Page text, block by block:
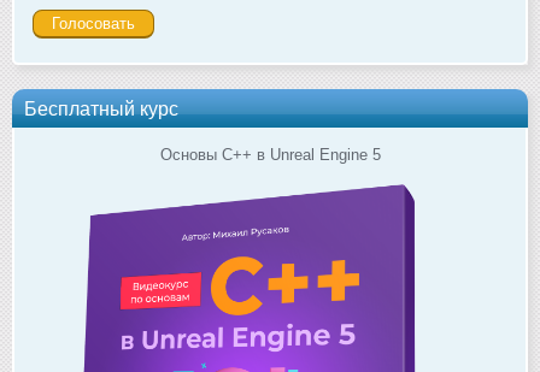
Бесплатный курс
Основы C++ в Unreal Engine 5